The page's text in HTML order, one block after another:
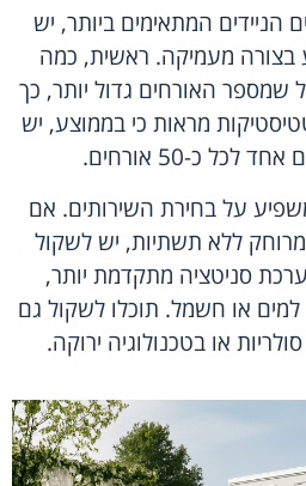
הניידים המתאימים ביותר, יש
בצורה מעמיקה. ראשית, כמה
שמספר האורחים גדול יותר, כך
מראות כי בממוצע, יש
כ-50 אורחים.
על בחירת השירותים. אם
מרוחק ללא תשתיות, יש לשקול
סניטציה מתקדמת יותר,
למים או חשמל. תוכלו לשקול גם
או בטכנולוגיה ירוקה.